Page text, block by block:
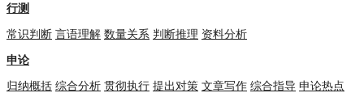
行测
常识判断 言语理解 数量关系 判断推理 资料分析
申论
归纳概括 综合分析 贯彻执行 提出对策 文章写作 综合指导 申论热点